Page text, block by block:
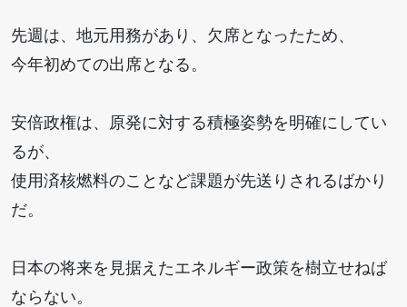
先週は、地元用務があり、欠席となったため、
今年初めての出席となる。
安倍政権は、原発に対する積極姿勢を明確にしてい
るが、
使用済核燃料のことなど課題が先送りされるばかり
だ。
日本の将来を見据えたエネルギー政策を樹立せねば
ならない。